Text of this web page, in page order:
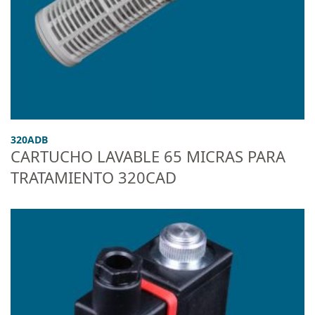
320ADB
CARTUCHO LAVABLE 65 MICRAS PARA
TRATAMIENTO 320CAD